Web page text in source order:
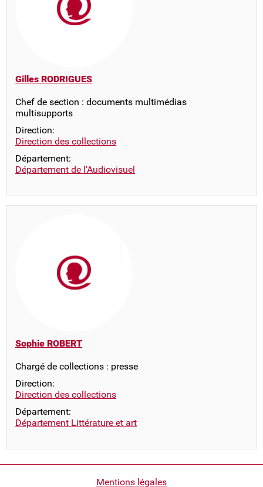
Gilles RODRIGUES
Chef de section : documents multimédias
multisupports
Direction:
Direction des collections
Département:
Département de l'Audiovisuel
Sophie ROBERT
Chargé de collections : presse
Direction:
Direction des collections
Département:
Département Littérature et art
Mentions légales